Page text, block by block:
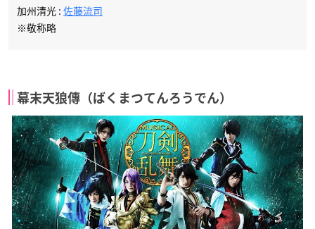
加州清光 : 佐藤流司
※敬称略
幕末天狼傳（ばくまつてんろうでん）